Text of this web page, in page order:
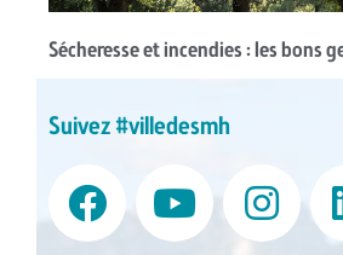
Sécheresse et incendies : les bons
Suivez #villedesmh